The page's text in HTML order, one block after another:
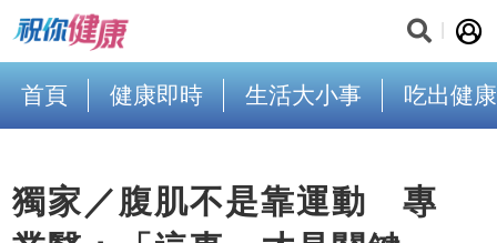
首頁 健康即時 生活大小事 吃出健康
獨家／腹肌不是靠運動 專